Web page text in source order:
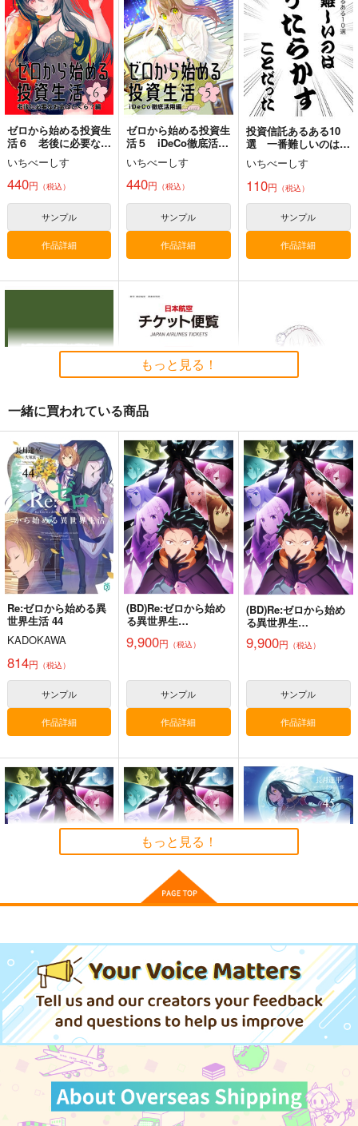
サンプル
カート
評論・研究
サンプル
カート
サンプル
カート
Watatoshi
評論・研究
サンプル
カート
880円（税込）
評論・研究
サンプル
選 一番難しいのはほ
（税込）
評論・研究
サンプル
シン・旧水族館物語
Bathyscaphe
600円 （税込）
評論・研究
サンプル
カート
ゼロから始める投資生
活６ 老後に必要なお
金はいくら？編
いちべーしす
440円 （税込）
サンプル
作品詳細
ゼロから始める投資生
活５ iDeCo徹底活用
いちべーしす
440円 （税込）
サンプル
作品詳細
投資信託あるある10
選 一番難しいのはほ
ったらかすことだった
いちべーしす
110円 （税込）
サンプル
作品詳細
オタクの生活史
オタクの生活史
1,980円（税込）
サンプル
作品詳細
日本航空チケット便
覧 国内線編
新砂通信
1,980円（税込）
サンプル
作品詳細
Re:ゼロから始める異
世界生活 エミリア防
水ステッカー
コパン
440円（税込）
エミリア
サンプル
作品詳細
Re:ゼロから始める異
世界生活 レム防水ス
テッカー
コパン
（税込）
Re:ゼロから始める異
世界生活 レム2防水ス
テッカー
コパン
440円（税込）
サンプル
Re:ゼロから始める異
世界生活 ラム防水ス
テッカー
コパン
440円（税込）
もっと見る！
一緒に買われている商品
Re:ゼロから始める異
世界生活 44
KADOKAWA
814円 （税込）
サンプル
作品詳細
(BD)Re:ゼロから始め
る異世界生
9,900円 （税込）
サンプル
作品詳細
(BD)Re:ゼロから始め
る異世界生
活 4th season 5
9,900円 （税込）
サンプル
作品詳細
める異世界生
活 4th season 4
8,800円 （税込）
サンプル
作品詳細
める異世界生
活 4th season 5
8,800円（税込）
サンプル
世界生活 45
KADOKAWA
902 （税込）
サンプル
もっと見る！